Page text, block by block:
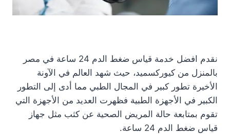
نقدم افضل خدمة قياس ضغط الدم 24 ساعة في مصر
بالمنزل من كيوركسميد، حيث شهد العالم في الآونة
الأخيرة تطور كبير في المجال الطبي مما أدى إلى التطور
الكبير في الأجهزة الطبية فظهرت العديد من الأجهزة التي
تقوم بمتابعة حالة المريض الصحية عن كثب مثل جهاز
قياس ضغط الدم 24 ساعة.